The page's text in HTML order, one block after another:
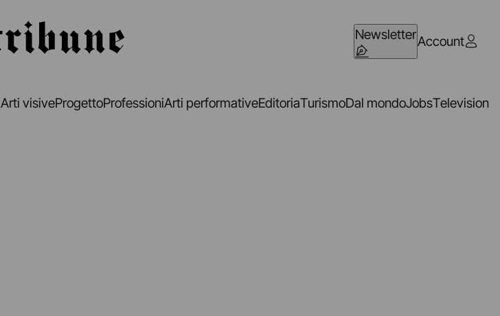
NewsletterAccount
Arti visiveProgettoProfessioniArti performativeEditoriaTurismoDal mondoJobsTelevision